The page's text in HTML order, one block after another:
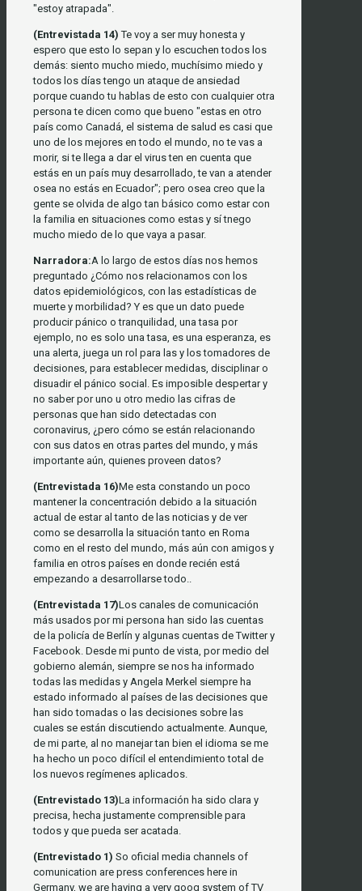
"estoy atrapada".
(Entrevistada 14) Te voy a ser muy honesta y
espero que esto lo sepan y lo escuchen todos los
demás: siento mucho miedo, muchísimo miedo y
todos los días tengo un ataque de ansiedad
porque cuando tu hablas de esto con cualquier otra
persona te dicen como que bueno "estas en otro
país como Canadá, el sistema de salud es casi que
uno de los mejores en todo el mundo, no te vas a
morir, si te llega a dar el virus ten en cuenta que
estás en un país muy desarrollado, te van a atender
osea no estás en Ecuador"; pero osea creo que la
gente se olvida de algo tan básico como estar con
la familia en situaciones como estas y sí tnego
mucho miedo de lo que vaya a pasar.
Narradora:A lo largo de estos días nos hemos
preguntado ¿Cómo nos relacionamos con los
datos epidemiológicos, con las estadísticas de
muerte y morbilidad? Y es que un dato puede
producir pánico o tranquilidad, una tasa por
ejemplo, no es solo una tasa, es una esperanza, es
una alerta, juega un rol para las y los tomadores de
decisiones, para establecer medidas, disciplinar o
disuadir el pánico social. Es imposible despertar y
no saber por uno u otro medio las cifras de
personas que han sido detectadas con
coronavirus, ¿pero cómo se están relacionando
con sus datos en otras partes del mundo, y más
importante aún, quienes proveen datos?
(Entrevistada 16)Me esta constando un poco
mantener la concentración debido a la situación
actual de estar al tanto de las noticias y de ver
como se desarrolla la situación tanto en Roma
como en el resto del mundo, más aún con amigos y
familia en otros países en donde recién está
empezando a desarrollarse todo..
(Entrevistada 17)Los canales de comunicación
más usados por mi persona han sido las cuentas
de la policía de Berlín y algunas cuentas de Twitter y
Facebook. Desde mi punto de vista, por medio del
gobierno alemán, siempre se nos ha informado
todas las medidas y Angela Merkel siempre ha
estado informado al países de las decisiones que
han sido tomadas o las decisiones sobre las
cuales se están discutiendo actualmente. Aunque,
de mi parte, al no manejar tan bien el idioma se me
ha hecho un poco difícil el entendimiento total de
los nuevos regímenes aplicados.
(Entrevistado 13)La información ha sido clara y
precisa, hecha justamente comprensible para
todos y que pueda ser acatada.
(Entrevistado 1) So oficial media channels of
comunication are press conferences here in
Germany, we are having a very goog system of TV